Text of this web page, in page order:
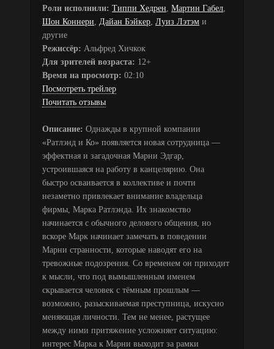
Роли исполнили: Типпи Хедрен Мартин Габел
Шон Коннери
Дайан Бэйкер Луиз Лэтэм и
другие
Режиссёр: Альфред Хичкок
Для зрителей возраста: 12+
Время на просмотр: 02:10
Посмотреть трейлер
Почитать отзывы
Описание: Однажды в крупной компании
«Ратлэнд и Ко» появляется новая сотрудница —
эффектная и загадочная Марни Эдгар,
устроившаяся на работу в канцелярию. Она
быстро осваивается в коллективе и почти
незаметно привлекает внимание владельца
фирмы, Марка Ратлэнда. Их знакомство
начинается с обычного делового общения, но
вскоре Марк начинает замечать в поведении
Марни странности, которые наводят его на
тревожные подозрения. Со временем он приходит
к мысли, что под вымышленным именем
скрывается человек с тёмным прошлым —
возможно, разыскиваемая преступница, искусно
меняющая личности. Тем не менее, растущее
между ними притяжение усложняет ситуацию:
интерес Марка к Марни выходит за рамки